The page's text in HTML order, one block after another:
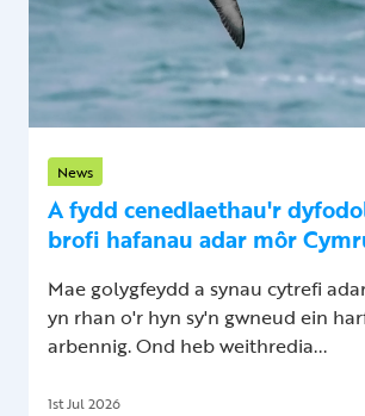
News
A fydd cenedlaethau'r
brofi hafanau adar môr
Mae golygfeydd a synau cytrefi
yn rhan o'r hyn sy'n gwneud ein
arbennig. Ond heb weithredia...
1st Jul 2026